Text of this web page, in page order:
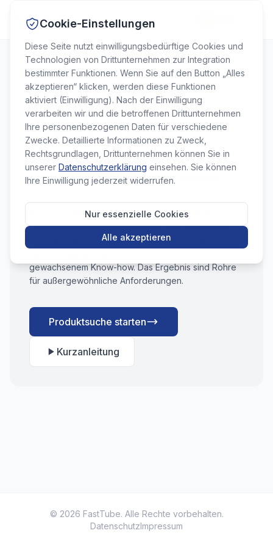
FAST TUBE LIST
Jetzt Ihre Anfrage individuell
konfigurieren und absenden
Nutzen Sie unseren Schnellbestell-Service für
Ihre Forschungs- und Entwicklungsabteilung.
Wir sind ausgewiesene Experten für hochwertige
Rohre aus Nitinol für die Medizintechnik. Von
unserem Qualitätsbewusstsein profitieren unsere
internationalen Kunden seit Jahren. Dafür arbeiten
gewachsenem Know-how. Das Ergebnis sind Rohre
für außergewöhnliche Anforderungen.
Produktsuche starten
Kurzanleitung
© 2026 FastTube. Alle Rechte vorbehalten.
DatenschutzImpressum
Cookie-Einstellungen
Diese Seite nutzt einwilligungsbedürftige Cookies und
Technologien von Drittunternehmen zur Integration
bestimmter Funktionen. Wenn Sie auf den Button „Alles
akzeptieren“ klicken, werden diese Funktionen
aktiviert (Einwilligung). Nach der Einwilligung
verarbeiten wir und die betroffenen Drittunternehmen
Ihre personenbezogenen Daten für verschiedene
Zwecke. Detaillierte Informationen zu Zweck,
Rechtsgrundlagen, Drittunternehmen können Sie in
unserer Datenschutzerklärung einsehen. Sie können
Ihre Einwilligung jederzeit widerrufen.
Nur essenzielle Cookies
Alle akzeptieren